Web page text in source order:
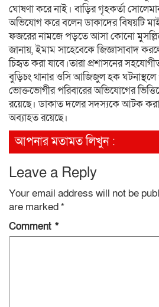
ঘোষণা করে নাই। বাড়ির গৃহকর্তা
অভিযোগ করে বলেন ডাকাদের বিষয়টি
ফজরের নামজে পড়তে আসা কোনো
জানায়, ইমাম সাহেবেকে জিজ্ঞাসাবাদ
চিহৃত করা যাবে।তারা প্রশাসনের
বুড়িচং থানার ওসি আজিজুল হক
ভোক্তভোগীর পরিবারের অভিযোগের
রয়েছে। ডাকাত দলের সদস্যকে আটক
অব্যাহত রয়েছে।
আপনার মতামত লিখুন :
Leave a Reply
Your email address will not be
are marked*
Comment *